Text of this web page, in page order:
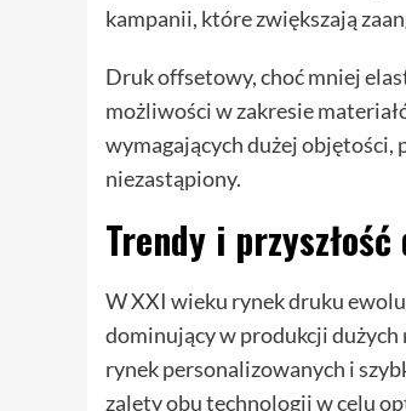
kampanii, które zwiększają
Druk offsetowy, choć mniej
możliwości w zakresie
wymagających dużej
niezastąpiony.
Trendy i
W XXI wieku rynek druku
dominujący w produkcji dużych
rynek personalizowanych i
zalety obu technologii w celu